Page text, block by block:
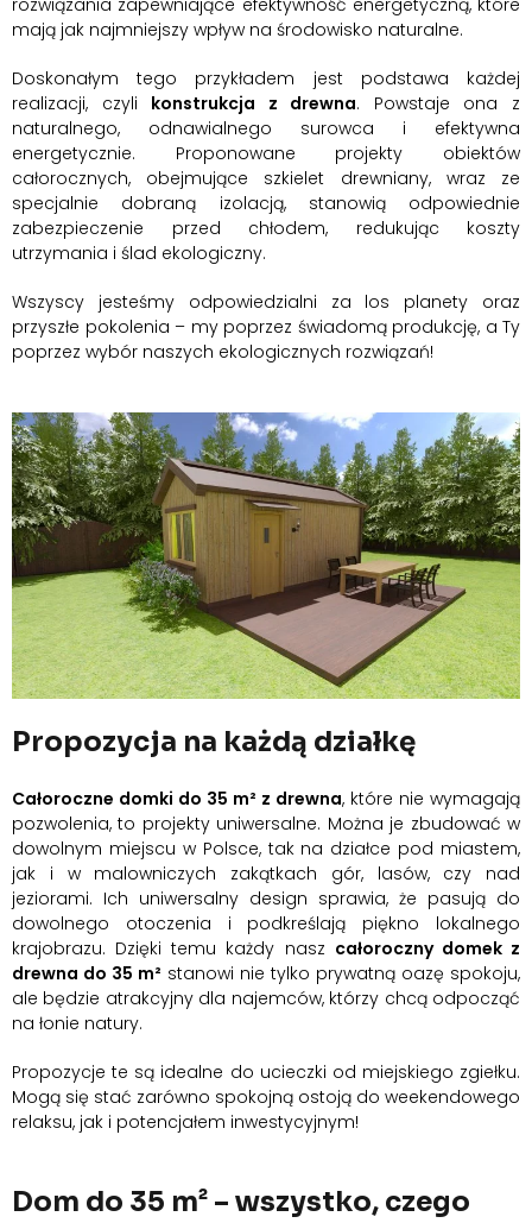
rozwiązania zapewniające efektywność energetyczną, które
mają jak najmniejszy wpływ na środowisko naturalne.
Doskonałym tego przykładem jest podstawa każdej
realizacji, czyli konstrukcja z drewna. Powstaje ona z
naturalnego, odnawialnego surowca i efektywna
energetycznie. Proponowane projekty obiektów
całorocznych, obejmujące szkielet drewniany, wraz ze
specjalnie dobraną izolacją, stanowią odpowiednie
zabezpieczenie przed chłodem, redukując koszty
utrzymania i ślad ekologiczny.
Wszyscy jesteśmy odpowiedzialni za los planety oraz
przyszłe pokolenia – my poprzez świadomą produkcję, a Ty
poprzez wybór naszych ekologicznych rozwiązań!
Propozycja na każdą działkę
Całoroczne domki do 35 m² z drewna, które nie wymagają
pozwolenia, to projekty uniwersalne. Można je zbudować w
dowolnym miejscu w Polsce, tak na działce pod miastem,
jak i w malowniczych zakątkach gór, lasów, czy nad
jeziorami. Ich uniwersalny design sprawia, że pasują do
dowolnego otoczenia i podkreślają piękno lokalnego
krajobrazu. Dzięki temu każdy nasz całoroczny domek z
drewna do 35 m² stanowi nie tylko prywatną oazę spokoju,
ale będzie atrakcyjny dla najemców, którzy chcą odpocząć
na łonie natury.
Propozycje te są idealne do ucieczki od miejskiego zgiełku.
Mogą się stać zarówno spokojną ostoją do weekendowego
relaksu, jak i potencjałem inwestycyjnym!
Dom do 35 m² – wszystko, czego